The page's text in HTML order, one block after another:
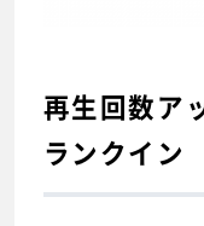
再生回数ア
ランクイン